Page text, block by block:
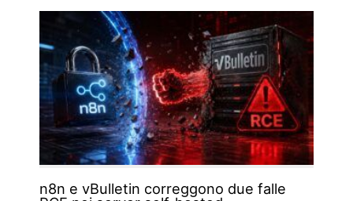
n8n e vBulletin correggono due falle